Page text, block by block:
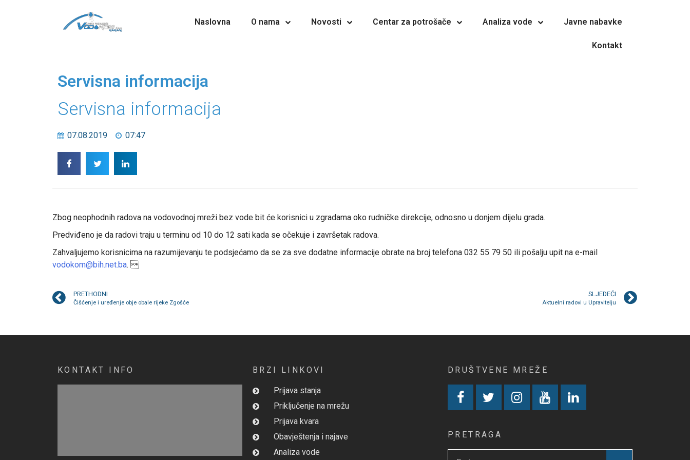
Naslovna O nama Novosti Centar za potrošače Analiza vode Javne nabavke
Kontakt
Servisna informacija
Servisna informacija
07.08.2019 07:47
Zbog neophodnih radova na vodovodnoj mreži bez vode bit će korisnici u zgradama oko rudničke direkcije, odnosno u donjem dijelu grada.
Predviđeno je da radovi traju u terminu od 10 do 12 sati kada se očekuje i završetak radova.
Zahvaljujemo korisnicima na razumijevanju te podsjećamo da se za sve dodatne informacije obrate na broj telefona 032 55 79 50 ili pošalju upit na e-mail
vodokom@bih.net.ba. 
PRETHODNI
Čišćenje i uređenje obje obale rijeke Zgošće
SLJEDEĆI
Aktuelni radovi u Upravitelju
KONTAKT INFO BRZI LINKOVI
Prijava stanja
Priključenje na mrežu
Prijava kvara
Obavještenja i najave
Analiza vode
DRUŠTVENE MREŽE
PRETRAGA